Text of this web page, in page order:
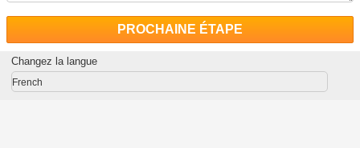
PROCHAINE ÉTAPE
Changez la langue
French